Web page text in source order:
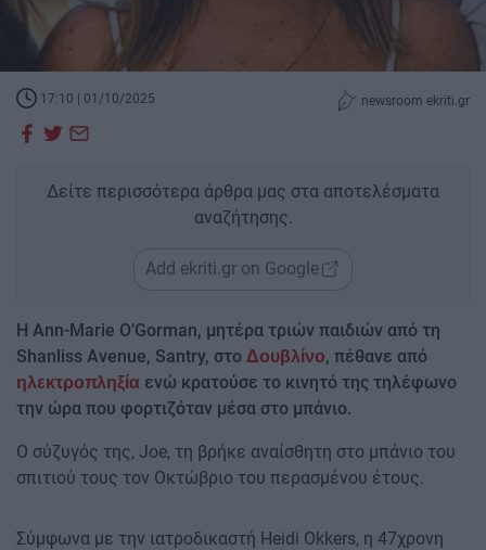
17:10 | 01/10/2025 newsroom ekriti.gr
Δείτε περισσότερα άρθρα μας στα αποτελέσματα
αναζήτησης.
Add ekriti.gr on Google
Η Ann-Marie O’Gorman, μητέρα τριών παιδιών από τη
Shanliss Avenue, Santry, στο Δουβλίνο, πέθανε από
ηλεκτροπληξία ενώ κρατούσε το κινητό της τηλέφωνο
την ώρα που φορτιζόταν μέσα στο μπάνιο.
Ο σύζυγός της, Joe, τη βρήκε αναίσθητη στο μπάνιο του
σπιτιού τους τον Οκτώβριο του περασμένου έτους.
Σύμφωνα με την ιατροδικαστή Heidi Okkers, η 47χρονη